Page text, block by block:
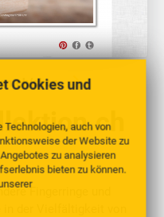
Cookies und
Technologien, auch von
der Website zu
zu analysieren
bieten zu können.
shop
Fingerringe und
der Vielfältigkeit von